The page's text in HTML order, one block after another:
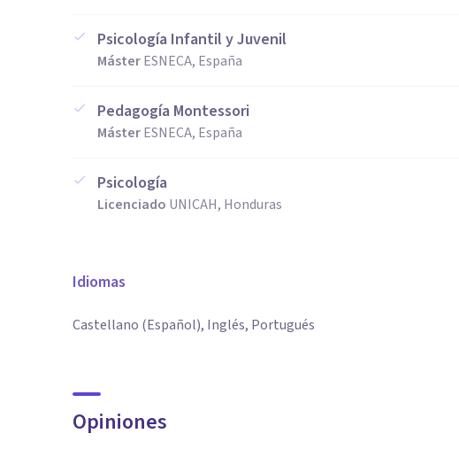
Psicología Infantil y Juvenil
MásterESNECA, España
Pedagogía Montessori
MásterESNECA, España
Psicología
Licenciado UNICAH, Honduras
Idiomas
Castellano (Español), Inglés, Portugués
Opiniones